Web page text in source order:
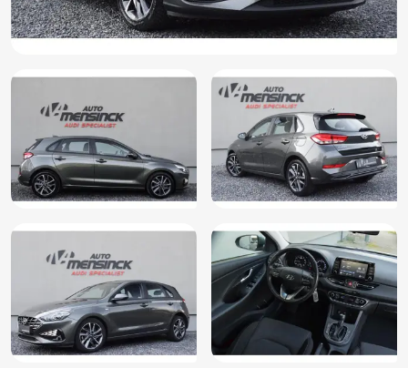
Volledige LED verlichting
Voorruit, Warmtewerend